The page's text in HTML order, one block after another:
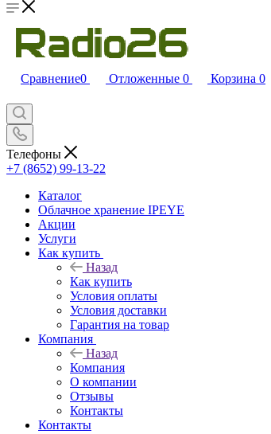
Сравнение0 Отложенные 0 Корзина 0
Телефоны
+7 (8652) 99-13-22
Каталог
Облачное хранение IPEYE
Акции
Услуги
Как купить
Назад
Как купить
Условия оплаты
Условия доставки
Гарантия на товар
Компания
Назад
Компания
О компании
Отзывы
Контакты
Контакты